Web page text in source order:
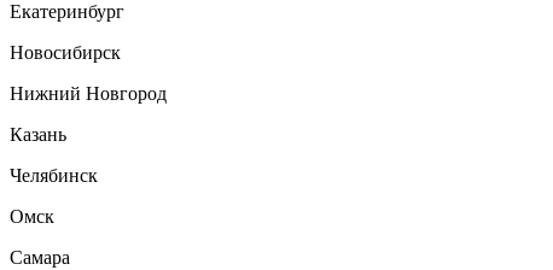
Екатеринбург
Новосибирск
Нижний Новгород
Казань
Челябинск
Омск
Самара